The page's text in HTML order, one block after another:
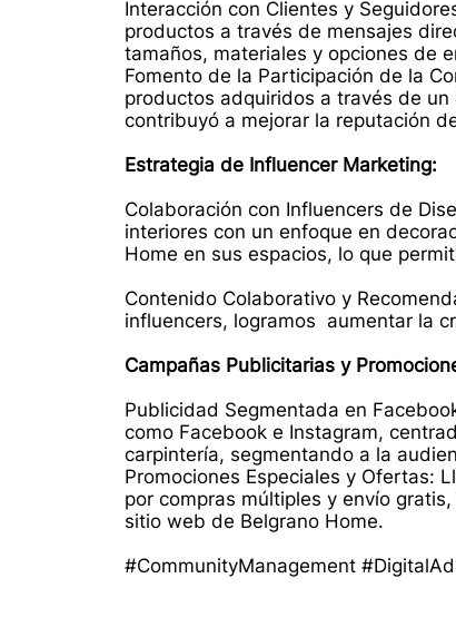
Interacción con Clientes y
productos a través de mensajes
tamaños, materiales y opciones de
Fomento de la Participación de la
productos adquiridos a través de
contribuyó a mejorar la reputación
Estrategia de Influencer Marketing:
Colaboración con Influencers de
interiores con un enfoque en
Home en sus espacios, lo que
Contenido Colaborativo y
influencers, logramos aumentar la
Campañas Publicitarias y
Publicidad Segmentada en
como Facebook e Instagram,
carpintería, segmentando a la
Promociones Especiales y Ofertas:
por compras múltiples y envío
sitio web de Belgrano Home.
#CommunityManagement